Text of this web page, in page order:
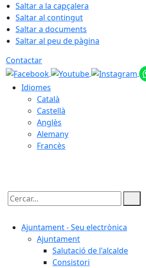
Saltar a la capçalera
Saltar al contingut
Saltar a documents
Saltar al peu de pàgina
Contactar
Idiomes
Català
Castellà
Anglès
Alemany
Francès
Cercar:
Ajuntament - Seu electrònica
Ajuntament
Salutació de l'alcalde
Consistori